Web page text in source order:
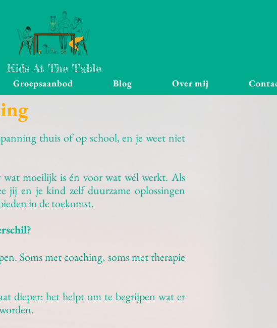
Groepsaanbod Blog Over mij
Kids At The Table
thuis of op school, en je weet niet
moeilijk is én voor wat wél werkt. Als
jij en je kind zelf duurzame oplossingen
in de toekomst.
Soms met coaching, soms met therapie
dieper: het helpt om te begrijpen wat er